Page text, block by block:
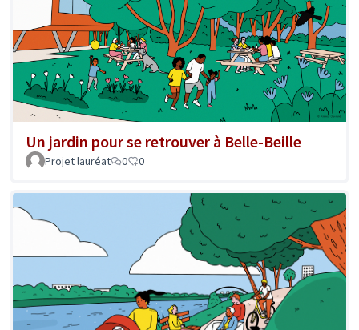
Un jardin pour se retrouver à Belle-Beille
Projet lauréat 0 0